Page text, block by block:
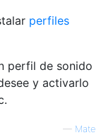
perfiles
perfil de sonido
y activarlo
— Mate